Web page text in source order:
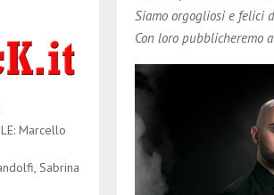
Siamo orgogliosi e felici
Con loro pubblicheremo a
Marcello
Sabrina